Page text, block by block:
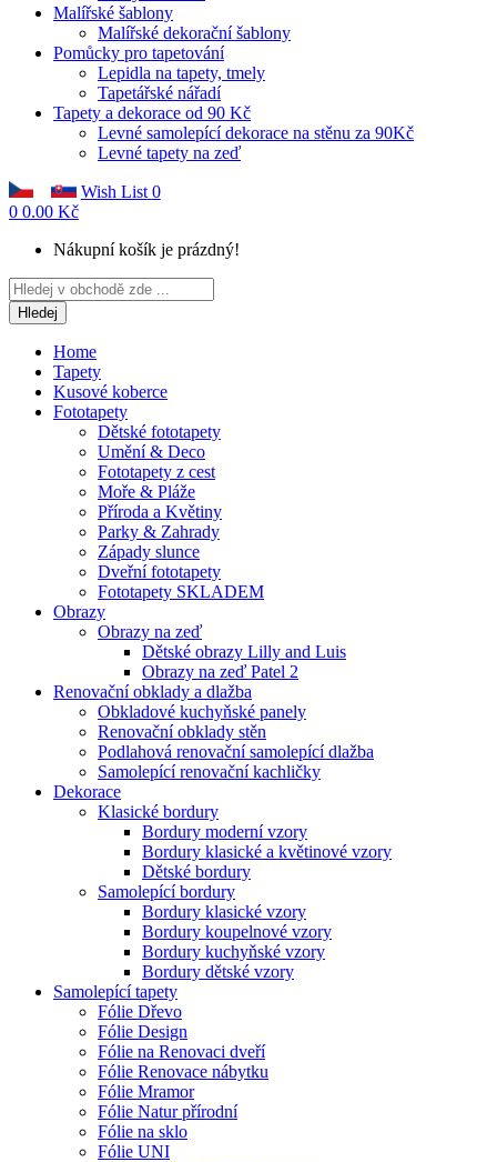
Malířské šablony
Malířské dekorační šablony
Pomůcky pro tapetování
Lepidla na tapety, tmely
Tapetářské nářadí
Tapety a dekorace od 90 Kč
Levné samolepící dekorace na stěnu za 90Kč
Levné tapety na zeď
Wish List 0
0 0.00 Kč
Nákupní košík je prázdný!
Hledej
Home
Tapety
Kusové koberce
Fototapety
Dětské fototapety
Umění & Deco
Fototapety z cest
Moře & Pláže
Příroda a Květiny
Parky & Zahrady
Západy slunce
Dveřní fototapety
Fototapety SKLADEM
Obrazy
Obrazy na zeď
Dětské obrazy Lilly and Luis
Obrazy na zeď Patel 2
Renovační obklady a dlažba
Obkladové kuchyňské panely
Renovační obklady stěn
Podlahová renovační samolepící dlažba
Samolepící renovační kachličky
Dekorace
Klasické bordury
Bordury moderní vzory
Bordury klasické a květinové vzory
Dětské bordury
Samolepící bordury
Bordury klasické vzory
Bordury koupelnové vzory
Bordury kuchyňské vzory
Bordury dětské vzory
Samolepící tapety
Fólie Dřevo
Fólie Design
Fólie na Renovaci dveří
Fólie Renovace nábytku
Fólie Mramor
Fólie Natur přírodní
Fólie na sklo
Fólie UNI